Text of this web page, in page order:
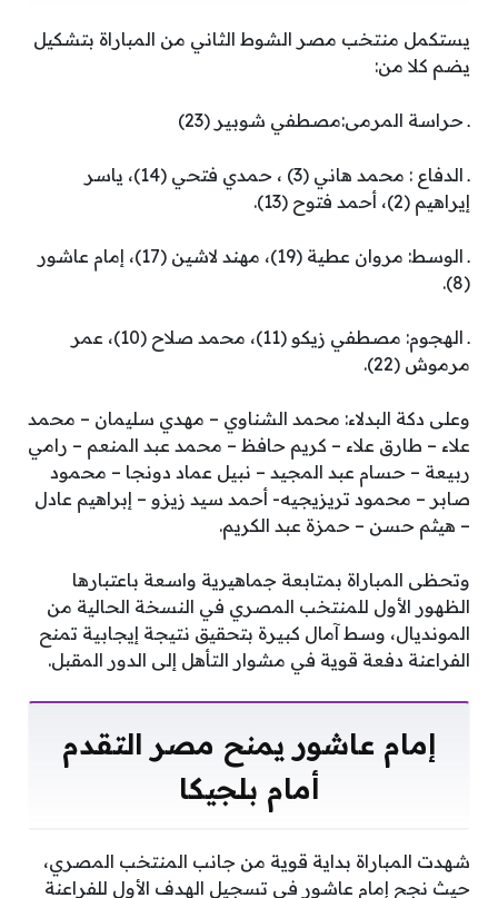
يستكمل منتخب مصر الشوط الثاني من المباراة بتشكيل
يضم كلا من:
ـ حراسة المرمى:مصطفي شوبير (23)
ـ الدفاع : محمد هاني (3) ، حمدي فتحي (14)، ياسر
إيراهيم (2)، أحمد فتوح (13).
ـ الوسط: مروان عطية (19)، مهند لاشين (17)، إمام عاشور
(8).
ـ الهجوم: مصطفي زيكو (11)، محمد صلاح (10)، عمر
مرموش (22).
وعلى دكة البدلاء: محمد الشناوي – مهدي سليمان – محمد
علاء – طارق علاء – كريم حافظ – محمد عبد المنعم – رامي
ربيعة – حسام عبد المجيد – نبيل عماد دونجا – محمود
صابر – محمود تريزيجيه- أحمد سيد زيزو – إبراهيم عادل
– هيثم حسن – حمزة عبد الكريم.
وتحظى المباراة بمتابعة جماهيرية واسعة باعتبارها
الظهور الأول للمنتخب المصري في النسخة الحالية من
المونديال، وسط آمال كبيرة بتحقيق نتيجة إيجابية تمنح
الفراعنة دفعة قوية في مشوار التأهل إلى الدور المقبل.
إمام عاشور يمنح مصر التقدم
أمام بلجيكا
شهدت المباراة بداية قوية من جانب المنتخب المصري،
حيث نجح إمام عاشور في تسجيل الهدف الأول للفراعنة